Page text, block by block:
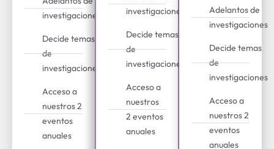
investigaciones
Decide temas
de
investigaciones
Acceso a
nuestros 2
eventos
anuales
investigaciones
Decide temas
de
investigaciones
Acceso a
nuestros
2 eventos
anuales
Adelantos de
investigaciones
Decide temas
de
investigaciones
Acceso a
nuestros 2
eventos
anuales